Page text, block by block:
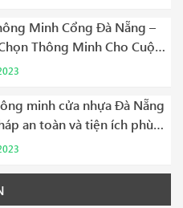
Minh Cổng Đà Nẵng –
Thông Minh Cho Cuộc
Đại Năm 2023
minh cửa nhựa Đà Nẵng
an toàn và tiện ích phù
đình của bạn Năm 2023